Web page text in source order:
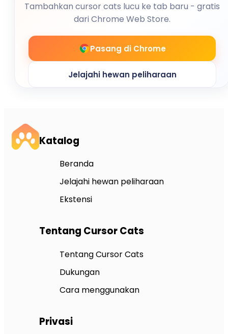
Tambahkan cursor cats lucu ke tab baru - gratis
dari Chrome Web Store.
Pasang di Chrome
Jelajahi hewan peliharaan
Katalog
Beranda
Jelajahi hewan peliharaan
Ekstensi
Tentang Cursor Cats
Tentang Cursor Cats
Dukungan
Cara menggunakan
Privasi